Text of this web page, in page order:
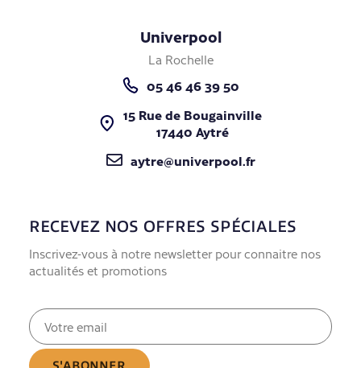
Univerpool
La Rochelle
05 46 46 39 50
15 Rue de Bougainville
17440 Aytré
aytre@univerpool.fr
RECEVEZ NOS OFFRES SPÉCIALES
Inscrivez-vous à notre newsletter pour connaitre nos
actualités et promotions
E-
mail
(Nécessaire)